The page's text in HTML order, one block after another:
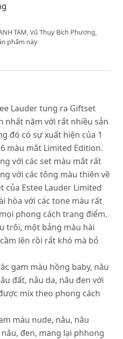
TAM, Vũ Thụy Bích Phương,
phẩm này
Lauder tung ra Giftset
nhất năm với rất nhiều sản
đó có sự xuất hiện của 1
màu mắt Limited Edition.
với các set màu mắt rất
với các tông màu thiên về
Estee Lauder Limited
hòa với các tone màu rất
phong cách trang điểm.
trôi, một bảng màu hài
lên rồi rất khó mà bỏ
gam màu hồng baby, nâu
đất, nâu da, nâu đen với
mix theo phong cách
màu nude, nâu, nâu
đen, mang lại phhong